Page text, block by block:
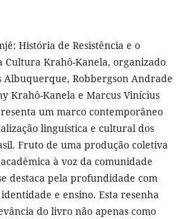
História de Resistência e o
Cultura Krahô-Kanela, organizado
Albuquerque, Robbergson Andrade
Krahô-Kanela e Marcus Vinícius
um marco contemporâneo
linguística e cultural dos
Fruto de uma produção coletiva
à voz da comunidade
destaca pela profundidade com
e ensino. Esta resenha
do livro não apenas como